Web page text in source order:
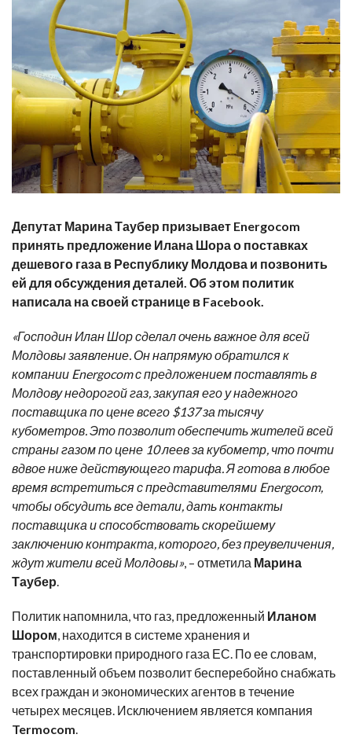
Депутат Марина Таубер призывает Energocom
принять предложение Илана Шора о поставках
дешевого газа в Республику Молдова и позвонить
ей для обсуждения деталей. Об этом политик
написала на своей странице в Facebook.
«Господин Илан Шор сделал очень важное для всей
Молдовы заявление. Он напрямую обратился к
компании Energocom с предложением поставлять в
Молдову недорогой газ, закупая его у надежного
поставщика по цене всего $137 за тысячу
кубометров. Это позволит обеспечить жителей всей
страны газом по цене 10 леев за кубометр, что почти
вдвое ниже действующего тарифа. Я готова в любое
время встретиться с представителями Energocom,
чтобы обсудить все детали, дать контакты
поставщика и способствовать скорейшему
заключению контракта, которого, без преувеличения,
ждут жители всей Молдовы», – отметила Марина
Таубер.
Политик напомнила, что газ, предложенный Иланом
Шором, находится в системе хранения и
транспортировки природного газа ЕС. По ее словам,
поставленный объем позволит бесперебойно снабжать
всех граждан и экономических агентов в течение
четырех месяцев. Исключением является компания
Termocom.